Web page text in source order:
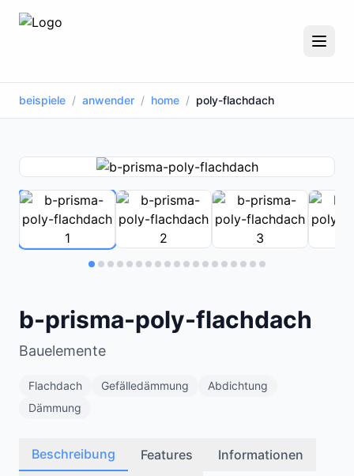
beispiele / anwender / home / poly-flachdach
b-prisma-poly-flachdach
Bauelemente
Flachdach Gefälledämmung
Abdichtung
Dämmung
Beschreibung Features Informationen